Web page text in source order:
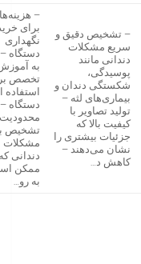
– تشخیص دقیق و
سریع مشکلات
دندانی مانند
پوسیدگی،
شکستگی دندان و
بیماری‌های لثه –
تولید تصاویر با
کیفیت بالا که
جزئیات بیشتری را
نشان می‌دهند –
کاهش د…
–
برای
نگهداری
دستگاه –
به
تخصص
استفاده
دستگاه –
تشخیص
مشکلات
دندانی
ممکن
به رو…